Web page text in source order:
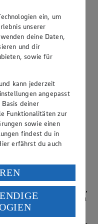
und Lorbeerblättern in
garen. Das Fleisch aus
zerpflücken. Die
Hühnerbrühe verrühren,
und etwas marinieren
vorheizen.
ein, um
unserer
deine Daten,
und dir
sowie für
kann jederzeit
angepasst
deiner
Funktionalitäten zur
sowie einen
findest du in
erfährst du auch
Daten in den
willigst du im Sinne
ein, dass deine
Der EuGH sieht